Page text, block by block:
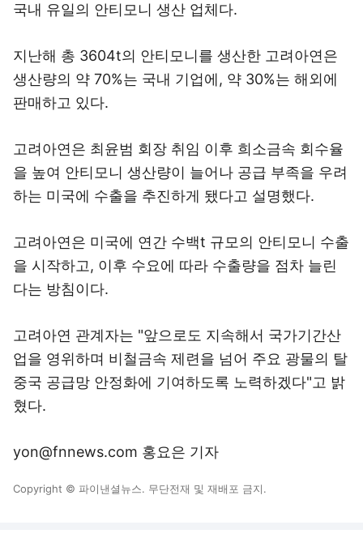
국내 유일의 안티모니 생산 업체다.
지난해 총 3604t의 안티모니를 생산한 고려아연은
생산량의 약 70%는 국내 기업에, 약 30%는 해외에
판매하고 있다.
고려아연은 최윤범 회장 취임 이후 희소금속 회수율
을 높여 안티모니 생산량이 늘어나 공급 부족을 우려
하는 미국에 수출을 추진하게 됐다고 설명했다.
고려아연은 미국에 연간 수백t 규모의 안티모니 수출
을 시작하고, 이후 수요에 따라 수출량을 점차 늘린
다는 방침이다.
고려아연 관계자는 "앞으로도 지속해서 국가기간산
업을 영위하며 비철금속 제련을 넘어 주요 광물의 탈
중국 공급망 안정화에 기여하도록 노력하겠다"고 밝
혔다.
yon@fnnews.com 홍요은 기자
Copyright © 파이낸셜뉴스. 무단전재 및 재배포 금지.